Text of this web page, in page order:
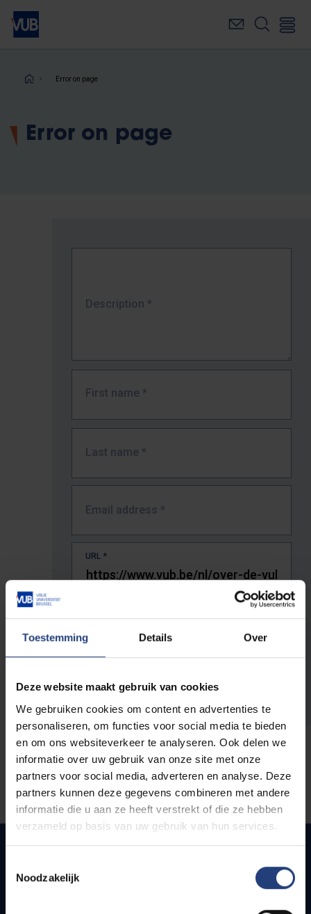
Toestemming Details Over
Deze website maakt gebruik van cookies
We gebruiken cookies om content en advertenties te
personaliseren, om functies voor social media te bieden
en om ons websiteverkeer te analyseren. Ook delen we
informatie over uw gebruik van onze site met onze
partners voor social media, adverteren en analyse. Deze
partners kunnen deze gegevens combineren met andere
informatie die u aan ze heeft verstrekt of die ze hebben
verzameld op basis van uw gebruik van hun services.
Noodzakelijk
Skip
main
Breadcrumb
Error on page
Error on page
Description *
First name *
Last name *
Email address *
URL *
The full URL of the page where you encountered the error.
Quick links